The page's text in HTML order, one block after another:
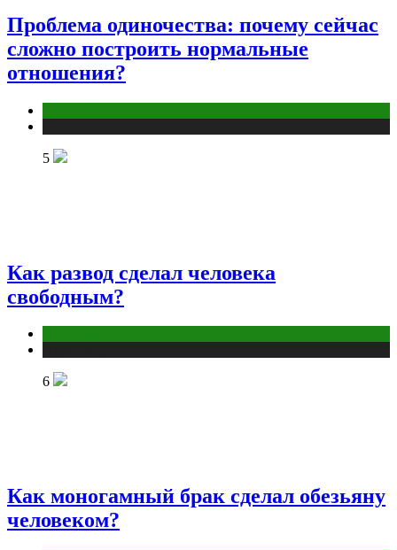
Проблема одиночества: почему сейчас
сложно построить нормальные
отношения?
5
Как развод сделал человека
свободным?
6
Как моногамный брак сделал обезьяну
человеком?